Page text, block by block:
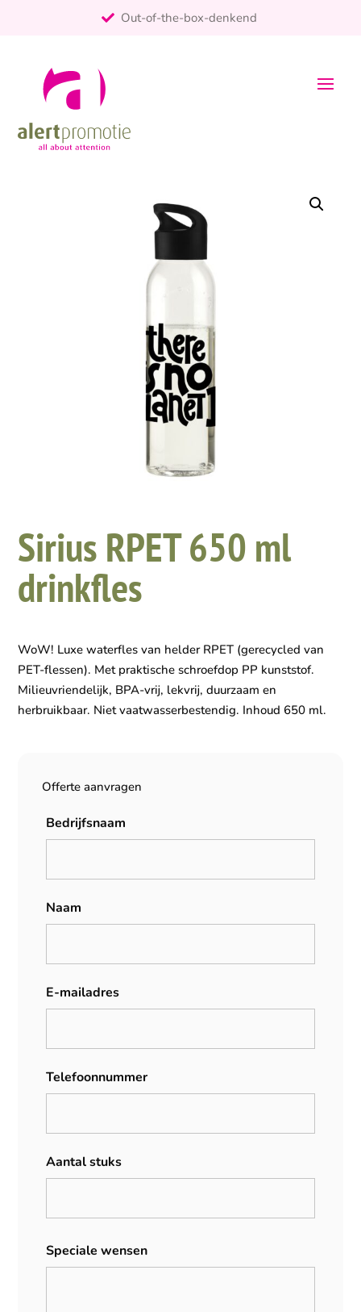
Out-of-the-box-denkend
Sirius RPET 650 ml
drinkfles
WoW! Luxe waterfles van helder RPET (gerecycled van
PET-flessen). Met praktische schroefdop PP kunststof.
Milieuvriendelijk, BPA-vrij, lekvrij, duurzaam en
herbruikbaar. Niet vaatwasserbestendig. Inhoud 650 ml.
Offerte aanvragen
Bedrijfsnaam
Naam
E-mailadres
Telefoonnummer
Aantal stuks
Speciale wensen